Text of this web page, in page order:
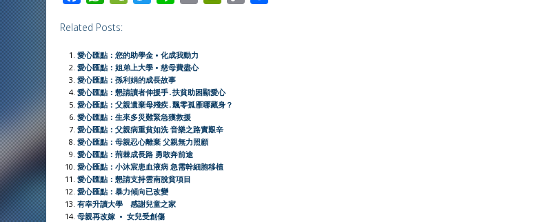
c
e
b
o
o
k
a
t
s
A
p
p
h
a
t
t
e
r
e
l
F
r
d
Related Posts:
愛心匯點：您的助學金 • 化成我動力
愛心匯點：姐弟上大學 • 慈母費盡心
愛心匯點：孫利娟的成長故事
愛心匯點：懇請讀者伸援手․扶貧助困顯愛心
愛心匯點：父親遺棄母殘疾․飄零孤雁哪藏身？
愛心匯點：生來多災難緊急獲救援
愛心匯點：父親病重貧如洗 音樂之路實艱辛
愛心匯點：母親忍心離棄 父親無力照顧
愛心匯點：荊棘成長路 勇敢奔前途
愛心匯點：小沐宸患血液病 急需幹細胞移植
愛心匯點：懇請支持雲南脫貧項目
愛心匯點：暴力傾向已改變
有幸升讀大學 感謝兒童之家
母親再改嫁 • 女兒受創傷